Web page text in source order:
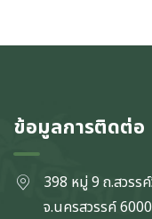
ข้อมูลการติดต่อ
398 หมู่ 9 ถ.สวรร
จ.นครสวรรค์